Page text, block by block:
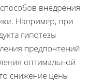
внедрения
Например, при
гипотезы
предпочтений
оптимальной
снижение цены